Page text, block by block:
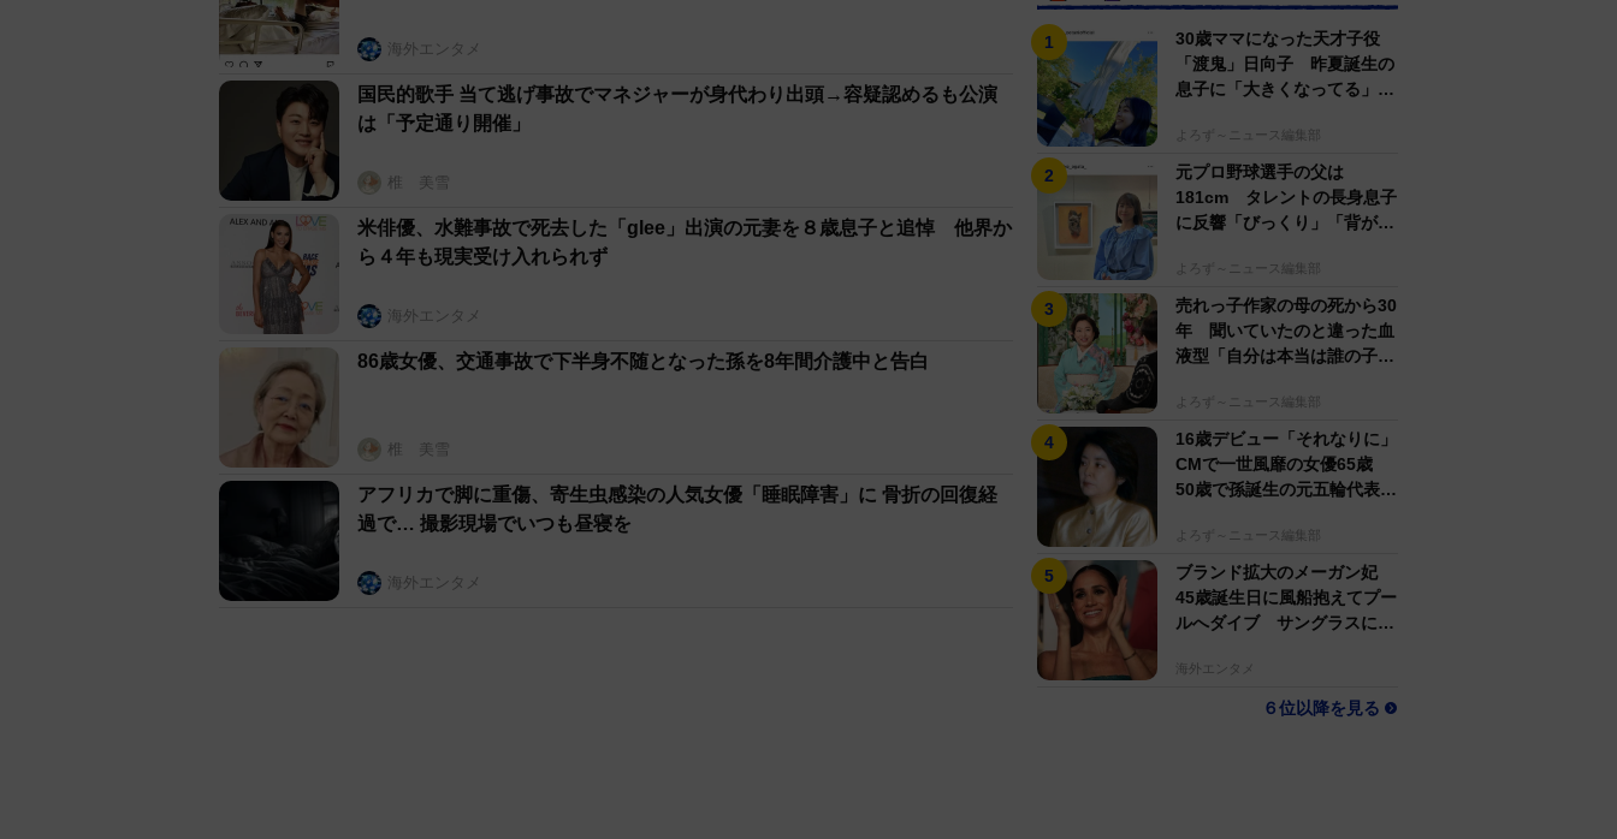
海外エンタメ
国民的歌手 当て逃げ事故でマネジャーが身代わり出頭→容疑認めるも公演
は「予定通り開催」
椎 美雪
米俳優、水難事故で死去した「glee」出演の元妻を８歳息子と追悼 他界か
ら４年も現実受け入れられず
海外エンタメ
86歳女優、交通事故で下半身不随となった孫を8年間介護中と告白
椎 美雪
アフリカで脚に重傷、寄生虫感染の人気女優「睡眠障害」に 骨折の回復経
過で… 撮影現場でいつも昼寝を
海外エンタメ
30歳ママになった天才子役
「渡鬼」日向子 昨夏誕生の
息子に「大きくなってる」愛
よろず～ニュース編集部
元プロ野球選手の父は
181cm タレントの長身息子
に反響「びっくり」「背が高
よろず～ニュース編集部
売れっ子作家の母の死から30
年 聞いていたのと違った血
液型「自分は本当は誰の子
よろず～ニュース編集部
16歳デビュー「それなりに」
CMで一世風靡の女優65歳
50歳で孫誕生の元五輪代表と
よろず～ニュース編集部
ブランド拡大のメーガン妃
45歳誕生日に風船抱えてプー
ルへダイブ サングラスにポ
海外エンタメ
６位以降を見る